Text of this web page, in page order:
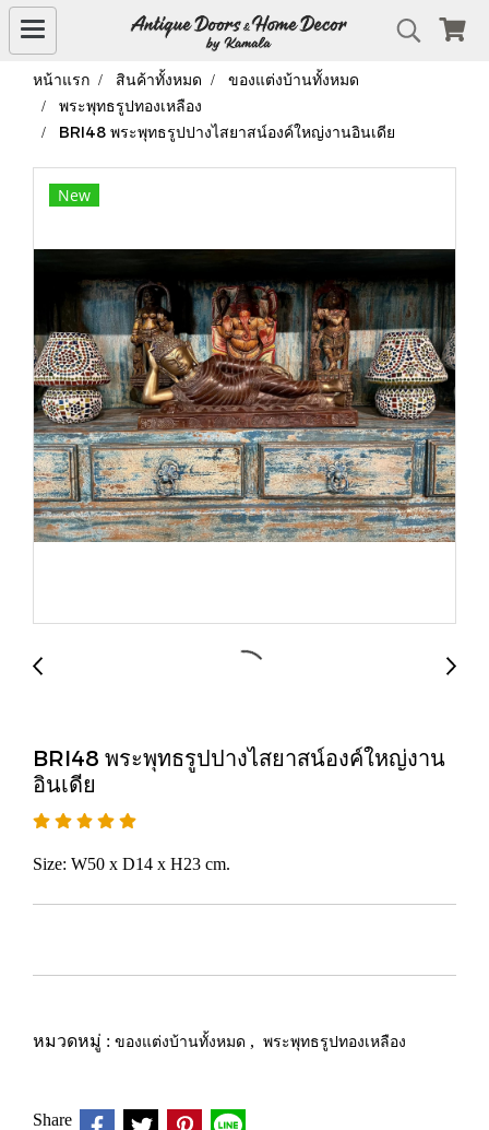
หน้าแรก สินค้าทั้งหมด
ของแต่งบ้านทั้งหมด
พระพุทธรูปทองเหลือง
BRI48 พระพุทธรูปปางไสยาสน์องค์ใหญ่งานอินเดีย
New
BRI48 พระพุทธรูปปางไสยาสน์องค์ใหญ่งาน
อินเดีย
Size: W50 x D14 x H23 cm.
หมวดหมู่ : ของแต่งบ้านทั้งหมด , พระพุทธรูปทองเหลือง
Share